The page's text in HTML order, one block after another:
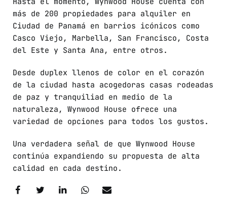
más de 200 propiedades para alquiler en
Ciudad de Panamá en barrios icónicos como
Casco Viejo, Marbella, San Francisco, Costa
del Este y Santa Ana, entre otros.
Desde duplex llenos de color en el corazón
de la ciudad hasta acogedoras casas rodeadas
de paz y tranquiliad en medio de la
naturaleza, Wynwood House ofrece una
variedad de opciones para todos los gustos.
Una verdadera señal de que Wynwood House
continúa expandiendo su propuesta de alta
calidad en cada destino.